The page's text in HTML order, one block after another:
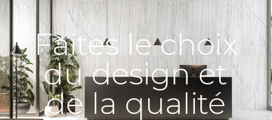
Faites le choix
du design et
de la qualité